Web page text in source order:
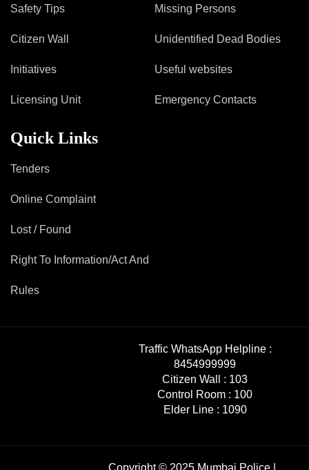
Safety Tips
Citizen Wall
Initiatives
Licensing Unit
Missing Persons
Unidentified Dead Bodies
Useful websites
Emergency Contacts
Quick Links
Tenders
Online Complaint
Lost / Found
Right To Information/Act And
Rules
Traffic WhatsApp Helpline :
8454999999
Citizen Wall : 103
Control Room : 100
Elder Line : 1090
Copyright © 2025 Mumbai Police |